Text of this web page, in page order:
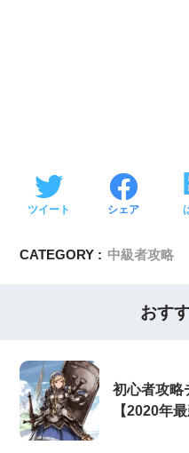
ツイート シェア
CATEGORY : 中級者攻略
おす
初心者攻略
【2020年最